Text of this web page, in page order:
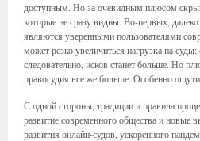
доступным. Но за очевидным плюсом
которые не сразу видны. Во-первых, далеко
являются уверенными пользователями
может резко увеличиться нагрузка на суды:
следовательно, исков станет больше. Но
правосудия все же больше. Особенно
С одной стороны, традиции и правила
развитие современного общества и новые
развития онлайн-судов, ускоренного